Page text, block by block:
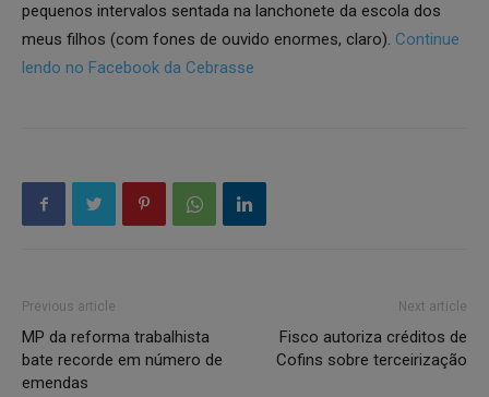
pequenos intervalos sentada na lanchonete da escola dos
meus filhos (com fones de ouvido enormes, claro). Continue
lendo no Facebook da Cebrasse
Previous article
MP da reforma trabalhista
bate recorde em número de
emendas
Next article
Fisco autoriza créditos de
Cofins sobre terceirização